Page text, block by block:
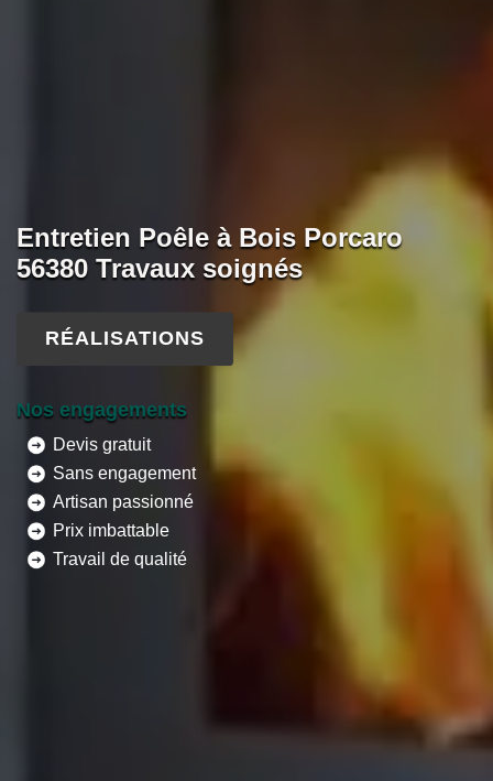
Entretien Poêle à Bois Porcaro
56380 Travaux soignés
RÉALISATIONS
Nos engagements
Devis gratuit
Sans engagement
Artisan passionné
Prix imbattable
Travail de qualité